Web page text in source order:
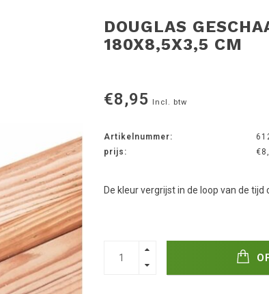
DOUGLAS
180X8,5X3,5 CM
€8,95 Incl. btw
Artikelnummer:
prijs:
De kleur vergrijst in de loop van de tijd